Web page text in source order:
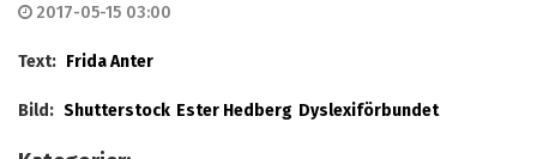
2017-05-15 03:00
Text: Frida Anter
Bild: Shutterstock Ester Hedberg Dyslexiförbundet